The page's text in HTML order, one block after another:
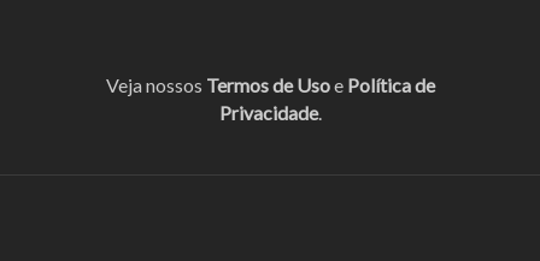
Veja nossos Termos de Usoe Política de
Privacidade.